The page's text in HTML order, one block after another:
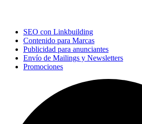
SEO con Linkbuilding
Contenido para Marcas
Publicidad para anunciantes
Envío de Mailings y Newsletters
Promociones